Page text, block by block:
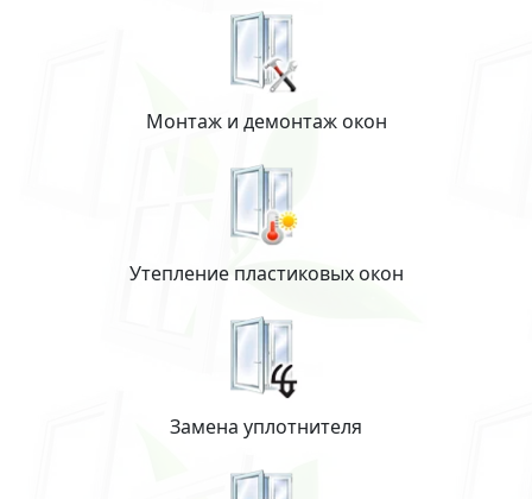
Монтаж и демонтаж окон
Утепление пластиковых окон
Замена уплотнителя